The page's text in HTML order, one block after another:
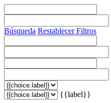
Búsqueda Restablecer Filtros
{{label}}